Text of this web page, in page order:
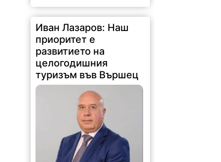
приоритет е
развитието на
целогодишния
туризъм във Вършец